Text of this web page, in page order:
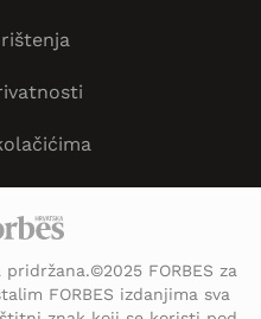
FORBES za
FORBES izdanjima sva